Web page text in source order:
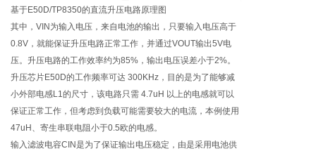
基于E50D/TP8350的直流升压电路原理图
其中，VIN为输入电压，来自电池的输出，只要输入电压高于
0.8V，就能保证升压电路正常工作，并通过VOUT输出5V电
压。升压电路的工作效率约为85%，输出电压误差小于2%。
升压芯片E50D的工作频率可达 300KHz，目的是为了能够减
小外部电感L1的尺寸，该电路只需 4.7uH 以上的电感就可以
保证正常工作，但考虑到负载可能需要较大的电流，本例使用
47uH、寄生串联电阻小于0.5欧的电感。
输入滤波电容CIN是为了保证输出电压稳定，由是采用电池供